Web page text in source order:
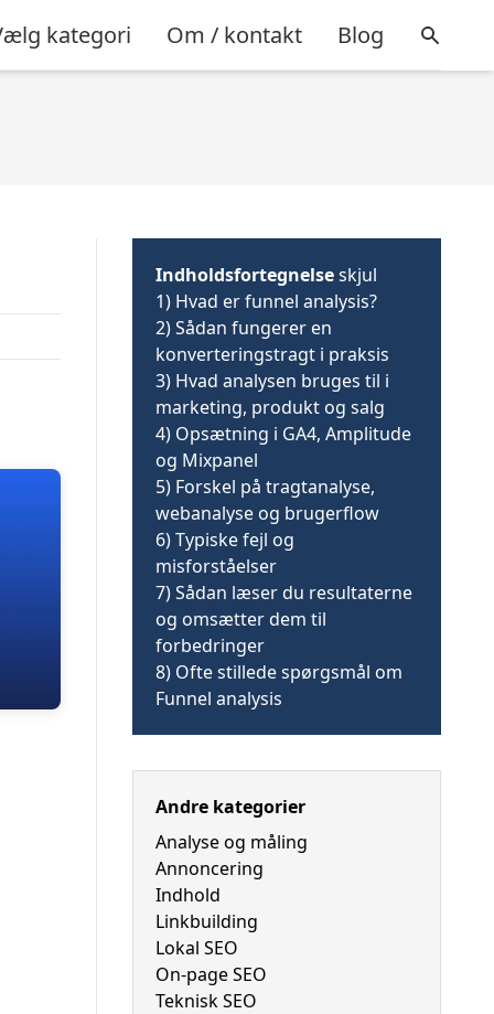
kategori Om / kontakt Blog
Indholdsfortegnelseskjul
1) Hvad er funnel analysis?
2)Sådan fungerer en
konverteringstragt i praksis
3) Hvad analysen bruges til i
marketing, produkt og salg
4) Opsætning i GA4, Amplitude
og Mixpanel
5) Forskel på tragtanalyse,
webanalyse og brugerflow
6)Typiske fejl og
misforståelser
7)Sådan læser du resultaterne
og omsætter dem til
forbedringer
8) Ofte stillede spørgsmål om
Funnel analysis
Andre kategorier
Analyse og måling
Annoncering
Indhold
Linkbuilding
Lokal SEO
On-page SEO
Teknisk SEO